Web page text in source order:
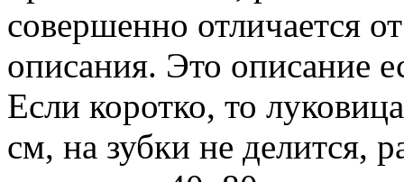
совершенно отличается
описания. Это описание
Если коротко, то
см, на зубки не делится,